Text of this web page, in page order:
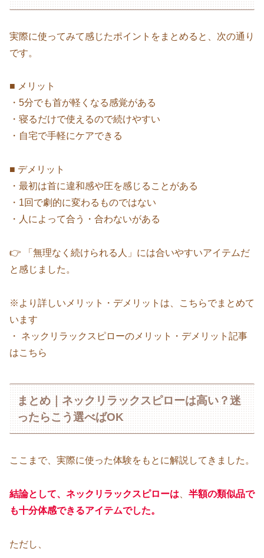
実際に使ってみて感じたポイントをまとめると、次の通り
です。
■ メリット
・5分でも首が軽くなる感覚がある
・寝るだけで使えるので続けやすい
・自宅で手軽にケアできる
■ デメリット
・最初は首に違和感や圧を感じることがある
・1回で劇的に変わるものではない
・人によって合う・合わないがある
👉 「無理なく続けられる人」には合いやすいアイテムだ
と感じました。
※より詳しいメリット・デメリットは、こちらでまとめて
います
・ ネックリラックスピローのメリット・デメリット記事
はこちら
まとめ｜ネックリラックスピローは高い？迷
ったらこう選べばOK
ここまで、実際に使った体験をもとに解説してきました。
結論として、ネックリラックスピローは
半額の類似品で
も十分体感できるアイテムでした。
ただし、